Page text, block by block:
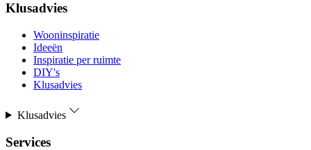
Klusadvies
Wooninspiratie
Ideeën
Inspiratie per ruimte
DIY's
Klusadvies
Klusadvies
Services